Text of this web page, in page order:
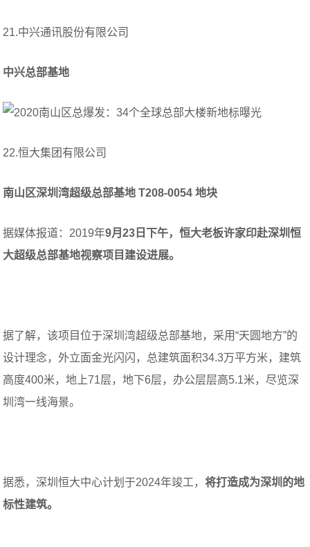
21.中兴通讯股份有限公司
中兴总部基地
22.恒大集团有限公司
南山区深圳湾超级总部基地 T208-0054 地块
据媒体报道：2019年9月23日下午，恒大老板许家印赴深圳恒
大超级总部基地视察项目建设进展。
据了解，该项目位于深圳湾超级总部基地，采用“天圆地方”的
设计理念，外立面金光闪闪，总建筑面积34.3万平方米，建筑
高度400米，地上71层，地下6层，办公层层高5.1米，尽览深
圳湾一线海景。
据悉，深圳恒大中心计划于2024年竣工，将打造成为深圳的地
标性建筑。